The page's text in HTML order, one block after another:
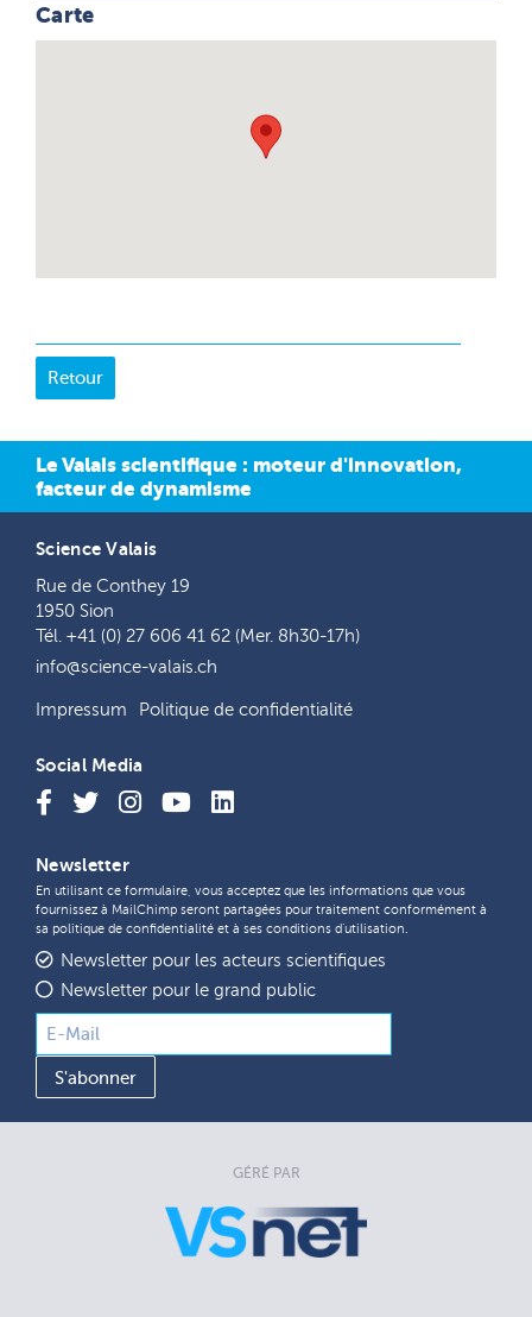
Carte
Le Valais scientifique : moteur d'innovation,
facteur de dynamisme
Science Valais
Rue de Conthey 19
1950 Sion
Tél. +41 (0) 27 606 41 62 (Mer. 8h30-17h)
info@science-valais.ch
Impressum Politique de confidentialité
Social Media
Newsletter
En utilisant ce formulaire, vous acceptez que les informations que vous
fournissez à MailChimp seront partagées pour traitement conformément à
sa politique de confidentialité et à ses conditions d'utilisation
Newsletter pour les acteurs scientifiques
Newsletter pour le grand public
GÉRÉ PAR